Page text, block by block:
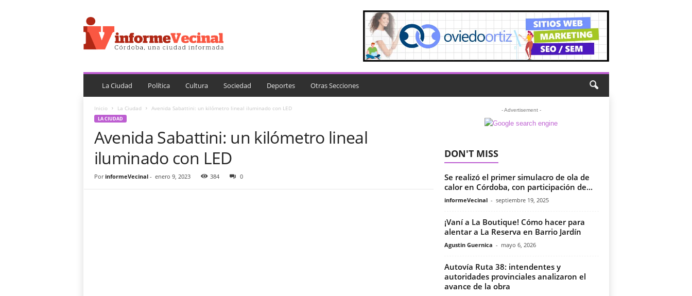
n
f
o
e
e
La Ciudad Política Cultura Sociedad Deportes Otras Secciones
Inicio La Ciudad Avenida Sabattini: un kilómetro lineal iluminado con LED
LA CIUDAD
Avenida Sabattini: un kilómetro lineal
iluminado con LED
Por informeVecinal- enero 9, 2023 384 0
- Advertisement -
DON'T MISS
Se realizó el primer simulacro de ola de
calor en Córdoba, con participación de...
informeVecinal - septiembre 19, 2025
¡Vaní a La Boutique! Cómo hacer para
alentar a La Reserva en Barrio Jardín
Agustin Guernica - mayo 6, 2026
Autovía Ruta 38: intendentes y
autoridades provinciales analizaron el
avance de la obra